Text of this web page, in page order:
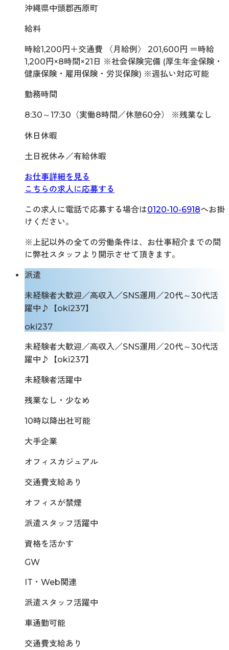
沖縄県中頭郡西原町
給料
時給1,200円＋交通費 〈月給例〉 201,600円 ＝時給
1,200円×8時間×21日 ※社会保険完備 (厚生年金保険・
健康保険・雇用保険・労災保険) ※週払い対応可能
勤務時間
8:30～17:30（実働8時間／休憩60分） ※残業なし
休日休暇
土日祝休み／有給休暇
お仕事詳細を見る
こちらの求人に応募する
この求人に電話で応募する場合は0120-10-6918へお掛
けください。
※上記以外の全ての労働条件は、お仕事紹介までの間
に弊社スタッフより開示させて頂きます。
派遣
未経験者大歓迎／高収入／SNS運用／20代～30代活
躍中♪【oki237】
oki237
未経験者大歓迎／高収入／SNS運用／20代～30代活
躍中♪【oki237】
未経験者活躍中
残業なし・少なめ
10時以降出社可能
大手企業
オフィスカジュアル
交通費支給あり
オフィスが禁煙
派遣スタッフ活躍中
資格を活かす
GW
IT・Web関連
派遣スタッフ活躍中
車通勤可能
交通費支給あり